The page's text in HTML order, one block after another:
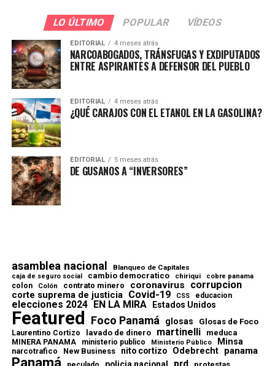
LO ÚLTIMO POPULAR VÍDEOS
EDITORIAL 4 meses atrás
NARCOABOGADOS, TRÁNSFUGAS Y EXDIPUTADOS
ENTRE ASPIRANTES A DEFENSOR DEL PUEBLO
EDITORIAL 4 meses atrás
¿QUÉ CARAJOS CON EL ETANOL EN LA GASOLINA?
EDITORIAL 5 meses atrás
DE GUSANOS A “INVERSORES”
asamblea nacional Blanqueo de Capitales
caja de seguro social cambio democratico chiriqui cobre panama
colon Colón contrato minero coronavirus corrupcion
corte suprema de justicia Covid-19 CSS educacion
elecciones 2024 EN LA MIRA Estados Unidos
Featured Foco Panamá glosas Glosas de Foco
Laurentino Cortizo lavado de dinero martinelli meduca
MINERA PANAMA ministerio publico Ministerio Público Minsa
narcotrafico New Business nito cortizo Odebrecht panama
Panamá